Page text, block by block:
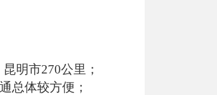
昆明市270公里；
总体较方便；